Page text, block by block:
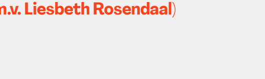
Liesbeth Rosendaal)